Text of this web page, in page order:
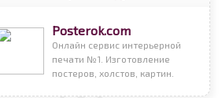
Posterok.com
Онлайн сервис интерьерной
печати №1. Изготовление
постеров, холстов, картин.